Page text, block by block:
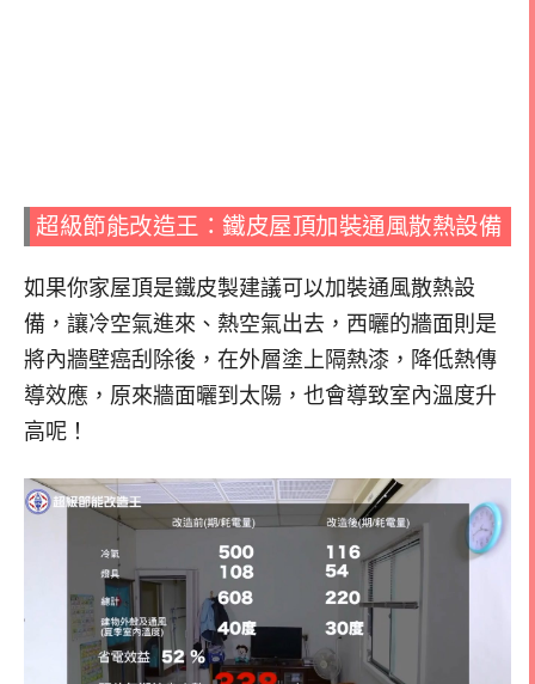
超級節能改造王：鐵皮屋頂加裝通風散熱設備
如果你家屋頂是鐵皮製建議可以加裝通風散熱設
備，讓冷空氣進來、熱空氣出去，西曬的牆面則是
將內牆壁癌刮除後，在外層塗上隔熱漆，降低熱傳
導效應，原來牆面曬到太陽，也會導致室內溫度升
高呢！